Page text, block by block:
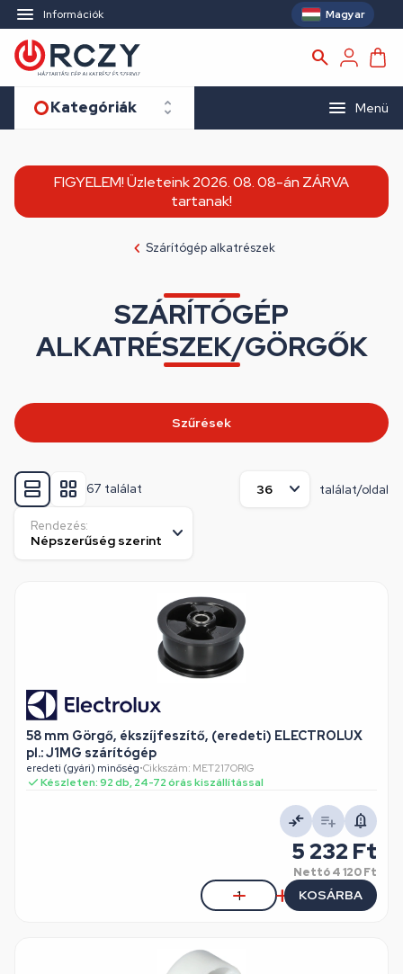
Információk Magyar
Kategóriák Menü
FIGYELEM! Üzleteink 2026. 08. 08-án ZÁRVA
tartanak!
Szárítógép alkatrészek
SZÁRÍTÓGÉP
ALKATRÉSZEK/GÖRGŐK
67 találat találat/oldal
Rendezés:
58 mm Görgő, ékszíjfeszítő, (eredeti) ELECTROLUX
pl.: J1MG szárítógép
eredeti (gyári) minőség•Cikkszám: MET217ORIG
Készleten: 92 db, 24-72 órás kiszállítással
5 232 Ft
Nettó4 120 Ft
KOSÁRBA
Szűrések